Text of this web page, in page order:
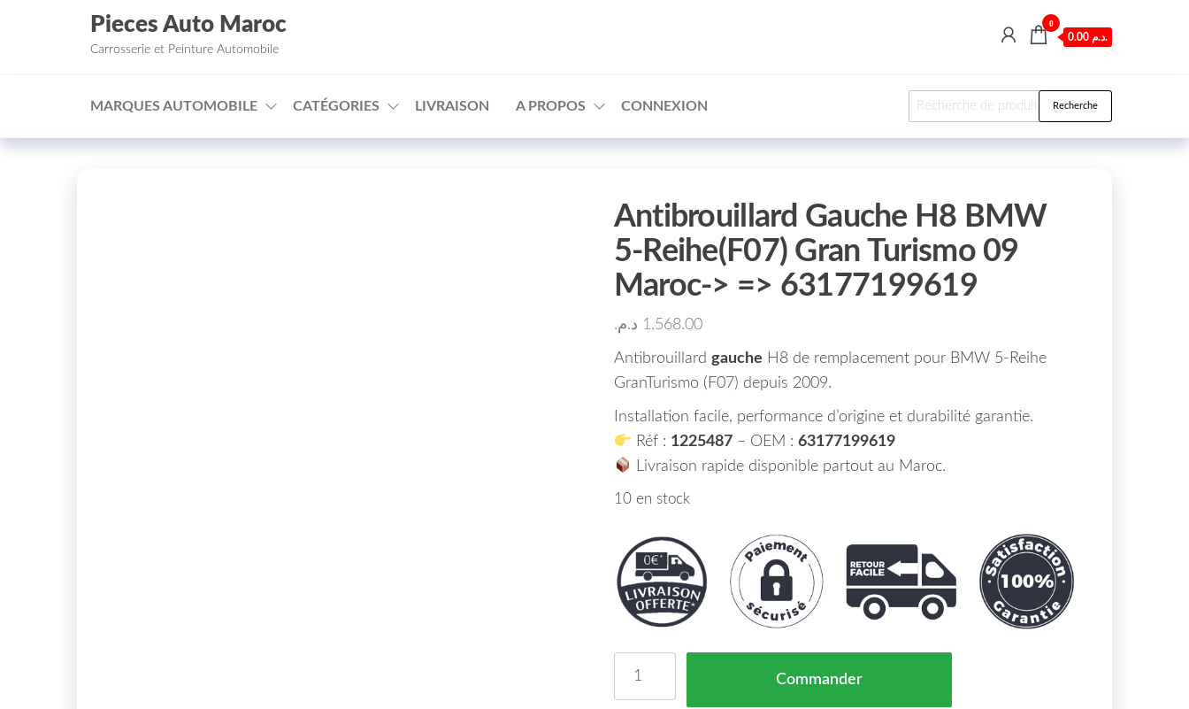
□
Aller au contenu
Pieces Auto Maroc
Carrosserie et Peinture Automobile
0
0.00 د.م.
MARQUES AUTOMOBILE CATÉGORIES LIVRAISON A PROPOS CONNEXION Recherche pour : Recherche
Antibrouillard Gauche H8 BMW
5-Reihe(F07) Gran Turismo 09
Maroc-> => 63177199619
1,568.00 د.م.
Antibrouillard gauche H8 de remplacement pour BMW 5-Reihe
GranTurismo (F07) depuis 2009.
Installation facile, performance d’origine et durabilité garantie.
Réf : 1225487 – OEM :63177199619
Livraison rapide disponible partout au Maroc.
10 en stock
Commander